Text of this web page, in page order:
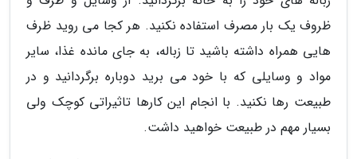
ظروف یک بار مصرف استفاده نکنید. هر کجا می روید ظرف
هایی همراه داشته باشید تا زباله، به جای مانده غذا، سایر
مواد و وسایلی که با خود می برید دوباره برگردانید و در
طبیعت رها نکنید. با انجام این کارها تاثیراتی کوچک ولی
بسیار مهم در طبیعت خواهید داشت.